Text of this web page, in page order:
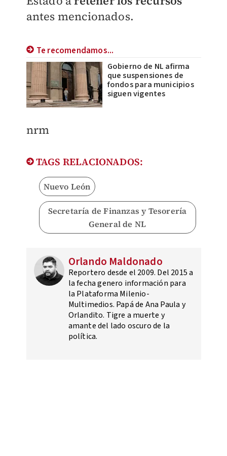
antes mencionados.
Te recomendamos...
Gobierno de NL afirma
que suspensiones de
fondos para municipios
siguen vigentes
nrm
TAGS RELACIONADOS:
Nuevo León
Secretaría de Finanzas y Tesorería
General de NL
Orlando Maldonado
Reportero desde el 2009. Del 2015 a
la fecha genero información para
la Plataforma Milenio-
Multimedios. Papá de Ana Paula y
Orlandito. Tigre a muerte y
amante del lado oscuro de la
política.